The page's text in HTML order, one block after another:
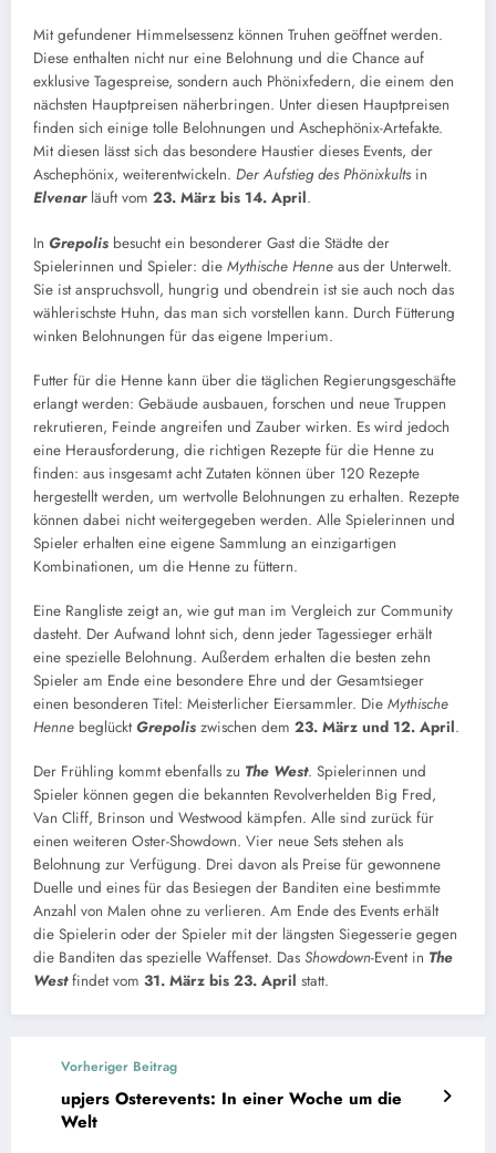
Mit gefundener Himmelsessenz können Truhen geöffnet werden.
Diese enthalten nicht nur eine Belohnung und die Chance auf
exklusive Tagespreise, sondern auch Phönixfedern, die einem den
nächsten Hauptpreisen näherbringen. Unter diesen Hauptpreisen
finden sich einige tolle Belohnungen und Aschephönix-Artefakte.
Mit diesen lässt sich das besondere Haustier dieses Events, der
Aschephönix, weiterentwickeln. Der Aufstieg des Phönixkults in
Elvenarläuft vom 23. März bis 14. April.
In Grepolis besucht ein besonderer Gast die Städte der
Spielerinnen und Spieler: die Mythische Henne aus der Unterwelt.
Sie ist anspruchsvoll, hungrig und obendrein ist sie auch noch das
wählerischste Huhn, das man sich vorstellen kann. Durch Fütterung
winken Belohnungen für das eigene Imperium.
Futter für die Henne kann über die täglichen Regierungsgeschäfte
erlangt werden: Gebäude ausbauen, forschen und neue Truppen
rekrutieren, Feinde angreifen und Zauber wirken. Es wird jedoch
eine Herausforderung, die richtigen Rezepte für die Henne zu
finden: aus insgesamt acht Zutaten können über 120 Rezepte
hergestellt werden, um wertvolle Belohnungen zu erhalten. Rezepte
können dabei nicht weitergegeben werden. Alle Spielerinnen und
Spieler erhalten eine eigene Sammlung an einzigartigen
Kombinationen, um die Henne zu füttern.
Eine Rangliste zeigt an, wie gut man im Vergleich zur Community
dasteht. Der Aufwand lohnt sich, denn jeder Tagessieger erhält
eine spezielle Belohnung. Außerdem erhalten die besten zehn
Spieler am Ende eine besondere Ehre und der Gesamtsieger
einen besonderen Titel: Meisterlicher Eiersammler. Die Mythische
Henne beglücktGrepolis zwischen dem 23. März und 12. April.
Der Frühling kommt ebenfalls zu The West. Spielerinnen und
Spieler können gegen die bekannten Revolverhelden Big Fred,
Van Cliff, Brinson und Westwood kämpfen. Alle sind zurück für
einen weiteren Oster-Showdown. Vier neue Sets stehen als
Belohnung zur Verfügung. Drei davon als Preise für gewonnene
Duelle und eines für das Besiegen der Banditen eine bestimmte
Anzahl von Malen ohne zu verlieren. Am Ende des Events erhält
die Spielerin oder der Spieler mit der längsten Siegesserie gegen
die Banditen das spezielle Waffenset. Das Showdown-Event in The
Westfindet vom 31. März bis 23. April statt.
Vorheriger Beitrag
upjers Osterevents: In einer Woche um die
Welt